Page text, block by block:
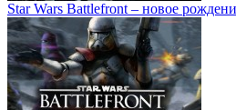
Star Wars Battlefront – новое